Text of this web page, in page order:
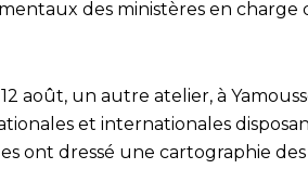
des ministères en charge
août, un autre atelier, à
et internationales
ont dressé une cartographie des